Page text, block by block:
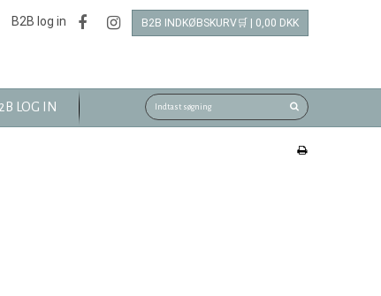
B2B log in B2B INDKØBSKURV🛒 | 0,00 DKK
LOG IN